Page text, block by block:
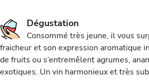
Dégustation
Consommé très jeune, il vous
fraicheur et son expression aromatique
de fruits ou s’entremêlent agrumes,
exotiques. Un vin harmonieux et très